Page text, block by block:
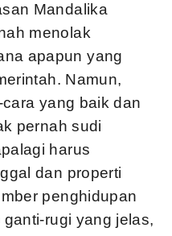
Mandalika
menolak
apapun yang
Namun,
yang baik dan
pernah sudi
harus
dan properti
penghidupan
rugi yang jelas,